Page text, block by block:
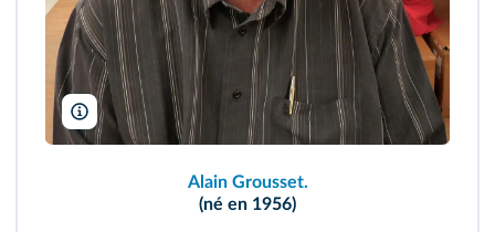
Ji-Elle/Wikimedia
Alain Grousset.
(né en 1956)